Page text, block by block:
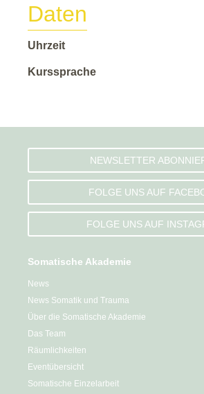
Daten
Uhrzeit
Kurssprache
NEWSLETTER
FOLGE UNS AUF
FOLGE UNS AUF
Somatische Akademie
News
News Somatik und Trauma
Über die Somatische Akademie
Das Team
Räumlichkeiten
Eventübersicht
Somatische Einzelarbeit